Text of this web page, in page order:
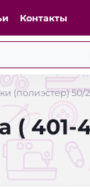
Контакты
(полиэстер) 50/
(